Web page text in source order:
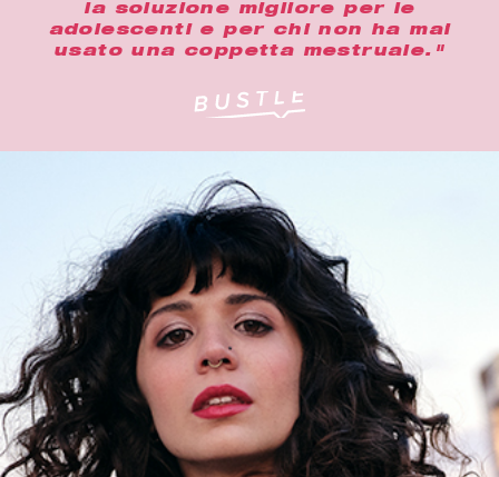
la soluzione migliore per le
adolescenti e per chi non ha mai
usato una coppetta mestruale."